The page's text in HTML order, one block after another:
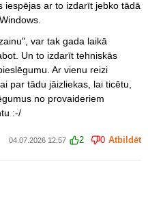
iespējas ar to izdarīt jebko tādā
var tak gada laikā
Un to izdarīt tehniskās
Ar vienu reizi
par tādu jāizliekas, lai ticētu,
no provaideriem
:-/
04.07.2026 12:57 2 0 Atbildēt